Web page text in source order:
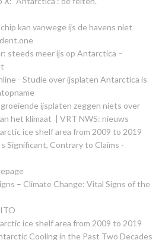
kan vanwege ijs de havens niet
steeds meer ijs op Antarctica –
- Studie over ijsplaten Antarctica is
ijsplaten zeggen niets over
het klimaat | VRT NWS: nieuws
ice shelf area from 2009 to 2019
Significant, Contrary to Claims -
– Climate Change: Vital Signs of the
ice shelf area from 2009 to 2019
Cooling in the Past Two Decades